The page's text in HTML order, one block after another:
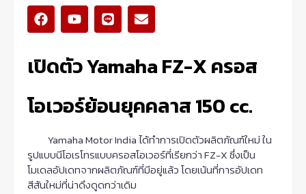
F
a
c
b
o
k
Y
o
u
t
u
b
e
L
i
n
E
n
v
l
o
e
เปิดตัว Yamaha FZ-X ครอส
โอเวอร์ย้อนยุคคลาส 150 cc.
Yamaha Motor India ได้ทำการเปิดตัวผลิตภัณฑ์ใหม่ ใน
รูปแบบนีโอเรโทรแบบครอสโอเวอร์ที่เรียกว่า FZ-X ซึ่งเป็น
โมเดลอัปเดทจากผลิตภัณฑ์ที่มีอยู่แล้ว โดยเน้นที่การอัปเดท
สีสันใหม่ที่น่าดึงดูดกว่าเดิม